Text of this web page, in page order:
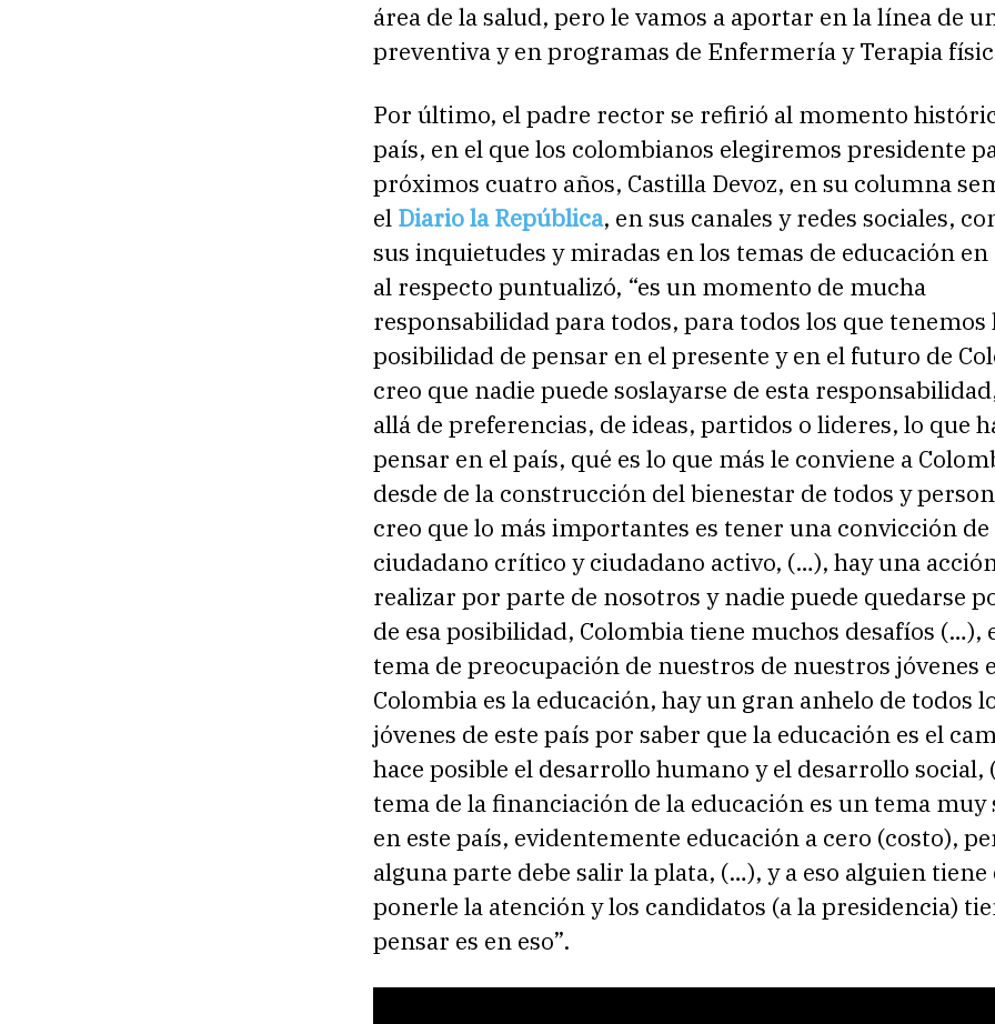
área de la salud, pero le vamos a aportar en la línea de
preventiva y en programas de Enfermería y Terapia
Por último, el padre rector se refirió al momento
país, en el que los colombianos elegiremos presidente
próximos cuatro años, Castilla Devoz, en su columna
el Diario la República, en sus canales y redes sociales,
sus inquietudes y miradas en los temas de educación en
al respecto puntualizó, “es un momento de mucha
responsabilidad para todos, para todos los que tenemos
posibilidad de pensar en el presente y en el futuro de
creo que nadie puede soslayarse de esta
allá de preferencias, de ideas, partidos o lideres, lo que
pensar en el país, qué es lo que más le conviene a
desde de la construcción del bienestar de todos y
creo que lo más importantes es tener una convicción
ciudadano crítico y ciudadano activo, (…), hay una
realizar por parte de nosotros y nadie puede quedarse
de esa posibilidad, Colombia tiene muchos desafíos
tema de preocupación de nuestros de nuestros jóvenes
Colombia es la educación, hay un gran anhelo de todos
jóvenes de este país por saber que la educación es el
hace posible el desarrollo humano y el desarrollo social,
tema de la financiación de la educación es un tema muy
en este país, evidentemente educación a cero (costo),
alguna parte debe salir la plata, (…), y a eso alguien tiene
ponerle la atención y los candidatos (a la presidencia)
pensar es en eso”.